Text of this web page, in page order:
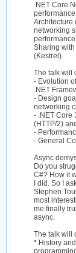
.NET Core
Architecture
networking
Sharing
(Kestrel).
The talk will
- Evolution
.NET
- Design
networking
- .NET Core
(HTTP/2)
-
- General
Async
Do you
C#? How it
I did. So I
Stephen
most
me finally
async.
The talk will
* History